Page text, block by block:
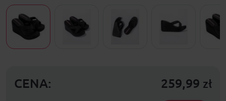
CENA: 259,99 zł